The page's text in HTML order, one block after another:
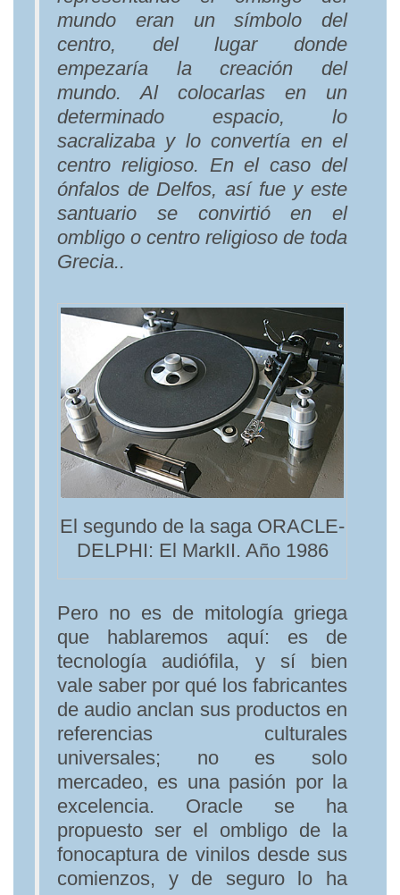
mundo eran un símbolo del
centro, del lugar donde
empezaría la creación del
mundo. Al colocarlas en un
determinado espacio, lo
sacralizaba y lo convertía en el
centro religioso. En el caso del
ónfalos de Delfos, así fue y este
santuario se convirtió en el
ombligo o centro religioso de toda
Grecia..
El segundo de la saga ORACLE-
DELPHI: El MarkII. Año 1986
Pero no es de mitología griega
que hablaremos aquí: es de
tecnología audiófila, y sí bien
vale saber por qué los fabricantes
de audio anclan sus productos en
referencias culturales
universales; no es solo
mercadeo, es una pasión por la
excelencia. Oracle se ha
propuesto ser el ombligo de la
fonocaptura de vinilos desde sus
comienzos, y de seguro lo ha